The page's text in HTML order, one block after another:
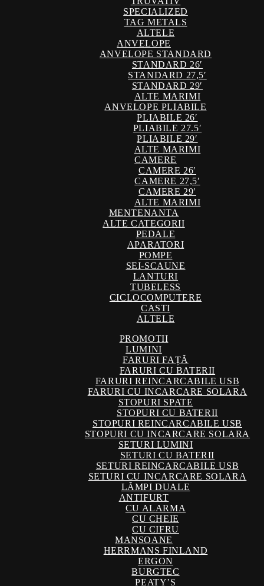
SPECIALIZED
TAG METALS
ALTELE
ANVELOPE
ANVELOPE STANDARD
STANDARD 26′
STANDARD 27,5′
STANDARD 29′
ALTE MARIMI
ANVELOPE PLIABILE
PLIABILE 26′
PLIABILE 27.5′
PLIABILE 29′
ALTE MARIMI
CAMERE
CAMERE 26′
CAMERE 27,5′
CAMERE 29′
ALTE MARIMI
MENTENANTA
ALTE CATEGORII
PEDALE
APARATORI
POMPE
SEI-SCAUNE
LANTURI
TUBELESS
CICLOCOMPUTERE
CASTI
ALTELE
PROMOTII
LUMINI
FARURI FAȚĂ
FARURI CU BATERII
FARURI REINCARCABILE USB
FARURI CU INCARCARE SOLARA
STOPURI SPATE
STOPURI CU BATERII
STOPURI REINCARCABILE USB
STOPURI CU INCARCARE SOLARA
SETURI LUMINI
SETURI CU BATERII
SETURI REINCARCABILE USB
SETURI CU INCARCARE SOLARA
LĂMPI DUALE
ANTIFURT
CU ALARMA
CU CHEIE
CU CIFRU
MANSOANE
HERRMANS FINLAND
ERGON
BURGTEC
PEATY’S